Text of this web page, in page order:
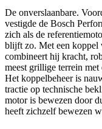
De onverslaanbare.
vestigde de Bosch
zich als de
blijft zo. Met een koppel
combineert hij kracht,
meest grillige terrein
Het koppelbeheer is
tractie op technische
motor is bewezen door
heeft zichzelf bewezen